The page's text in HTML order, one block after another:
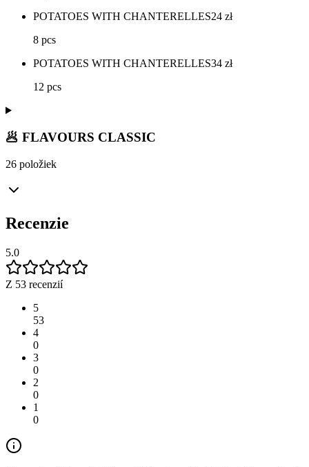
POTATOES WITH CHANTERELLES24 zł
8 pcs
POTATOES WITH CHANTERELLES34 zł
12 pcs
🥟 FLAVOURS CLASSIC
26 položiek
Recenzie
5.0
Z 53 recenzií
5
53
4
0
3
0
2
0
1
0